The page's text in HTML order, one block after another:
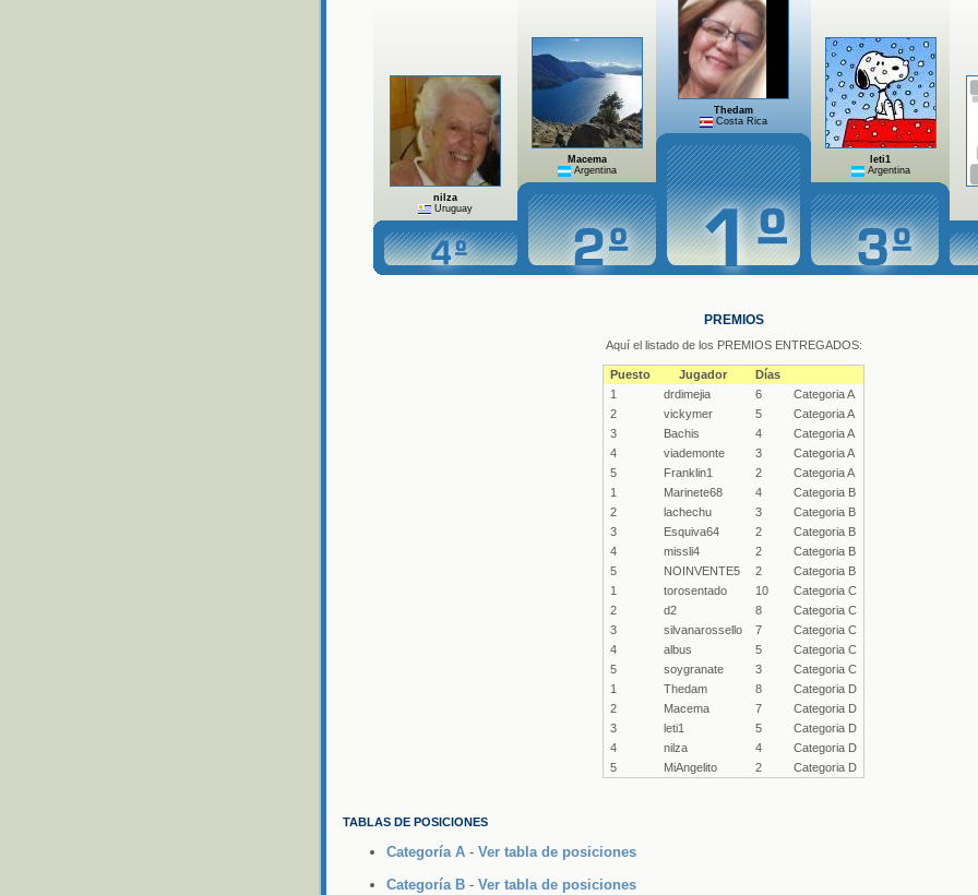
nilza
Uruguay
Macema
Argentina
Thedam
Costa Rica
leti1
Argentina
PREMIOS
Aquí el listado de los PREMIOS ENTREGADOS:
Puesto Jugador
Días
1
drdimejia 6
Categoria A
2
vickymer 5
Categoria A
3
Bachis 4
Categoria A
4
viademonte 3
Categoria A
5
Franklin1 2
Categoria A
1
Marinete68 4
Categoria B
2
lachechu 3
Categoria B
3
Esquiva64 2
Categoria B
4
missli4 2
Categoria B
5
NOINVENTE5 2
Categoria B
1
torosentado 10
Categoria C
2
d2 8
Categoria C
3
silvanarossello 7
Categoria C
4
albus 5
Categoria C
5
soygranate 3
Categoria C
1
Thedam 8
Categoria D
2
Macema 7
Categoria D
3
leti1 5
Categoria D
4
nilza 4
Categoria D
5
MiAngelito 2 Categoria D
TABLAS DE POSICIONES
Categoría A - Ver tabla de posiciones
Categoría B - Ver tabla de posiciones